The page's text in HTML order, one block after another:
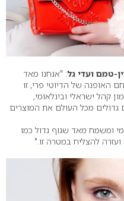
טמם ועדי גל: "אנחנו מאד
האופנה של הדיוטי פרי, זו
קהל ישראלי ובינלאומי,
גדולים מכל העולם את המוצרים
ומשמח מאד שגוף גדול כמו
ועזרה להצליח במטרה זו."